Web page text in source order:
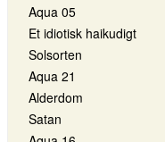
Aqua 05
Et idiotisk haikudigt
Solsorten
Aqua 21
Alderdom
Satan